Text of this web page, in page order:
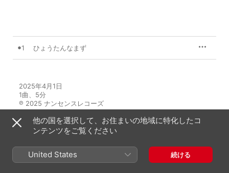
1 ひょうたんなまず
2025年4月1日
1曲、5分
℗ 2025 ナンセンスレコーズ
すてばちのその他の作品
他の国を選択して、お住まいの地域に特化したコ
ンテンツをご覧ください
United States 続ける